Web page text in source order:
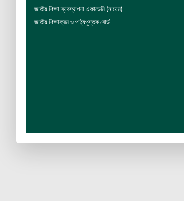
জাতীয় শিক্ষা ব্যবস্থাপনা একাডেমি (নায়েম)
জাতীয় শিক্ষাক্রম ও পাঠ্যপুস্তক বোর্ড